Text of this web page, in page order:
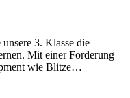
3. Klasse die
Mit einer Förderung
wie Blitze…